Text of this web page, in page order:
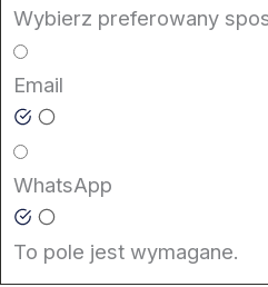
Wybierz preferowany
Email
WhatsApp
To pole jest wymagane.